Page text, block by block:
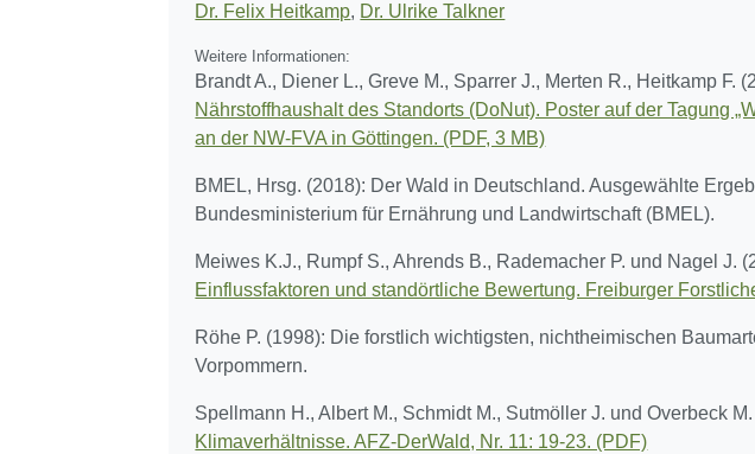
Dr. Felix Heitkamp, Dr. Ulrike Talkner
Weitere Informationen:
Brandt A., Diener L., Greve M., Sparrer J., Merten R., Heitkamp F.
Nährstoffhaushalt des Standorts (DoNut). Poster auf der Tagung
an der NW-FVA in Göttingen. (PDF, 3 MB)
BMEL, Hrsg. (2018): Der Wald in Deutschland. Ausgewählte
Bundesministerium für Ernährung und Landwirtschaft (BMEL).
Meiwes K.J., Rumpf S., Ahrends B., Rademacher P. und Nagel J.
Einflussfaktoren und standörtliche Bewertung. Freiburger
Röhe P. (1998): Die forstlich wichtigsten, nichtheimischen
Vorpommern.
Spellmann H., Albert M., Schmidt M., Sutmöller J. und Overbeck
Klimaverhältnisse. AFZ-DerWald, Nr. 11: 19-23. (PDF)